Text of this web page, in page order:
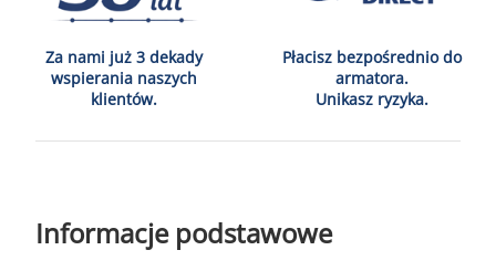
Za nami już 3 dekady
wspierania naszych
klientów.
Płacisz bezpośrednio do
armatora.
Unikasz ryzyka.
Informacje podstawowe